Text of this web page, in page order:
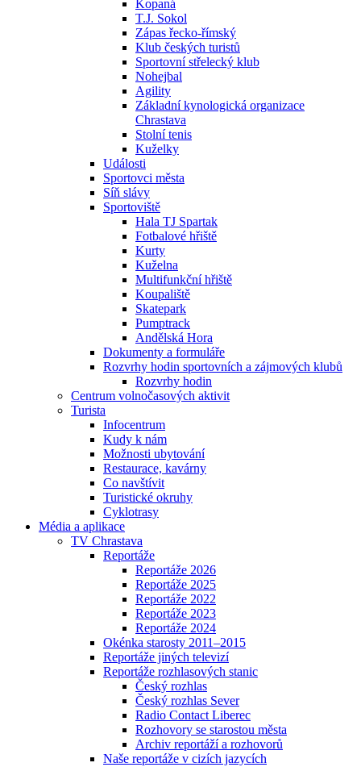
Kopaná
T.J. Sokol
Zápas řecko-římský
Klub českých turistů
Sportovní střelecký klub
Nohejbal
Agility
Základní kynologická organizace
Chrastava
Stolní tenis
Kuželky
Události
Sportovci města
Síň slávy
Sportoviště
Hala TJ Spartak
Fotbalové hřiště
Kurty
Kuželna
Multifunkční hřiště
Koupaliště
Skatepark
Pumptrack
Andělská Hora
Dokumenty a formuláře
Rozvrhy hodin sportovních a zájmových klubů
Rozvrhy hodin
Centrum volnočasových aktivit
Turista
Infocentrum
Kudy k nám
Možnosti ubytování
Restaurace, kavárny
Co navštívit
Turistické okruhy
Cyklotrasy
Média a aplikace
TV Chrastava
Reportáže
Reportáže 2026
Reportáže 2025
Reportáže 2022
Reportáže 2023
Reportáže 2024
Okénka starosty 2011–2015
Reportáže jiných televizí
Reportáže rozhlasových stanic
Český rozhlas
Český rozhlas Sever
Radio Contact Liberec
Rozhovory se starostou města
Archiv reportáží a rozhovorů
Naše reportáže v cizích jazycích